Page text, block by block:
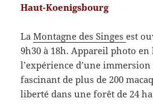
Haut-Koenigsbourg
LaMontagne des Singesest
9h30 à 18h. Appareil photo
l’expérience d’une
fascinant de plus de 200
liberté dans une forêt de 24